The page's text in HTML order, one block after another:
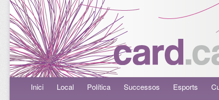
Menú principalAneu al contingut principal
Aneu al contingut secundari
Inici Local Política Successos Esports